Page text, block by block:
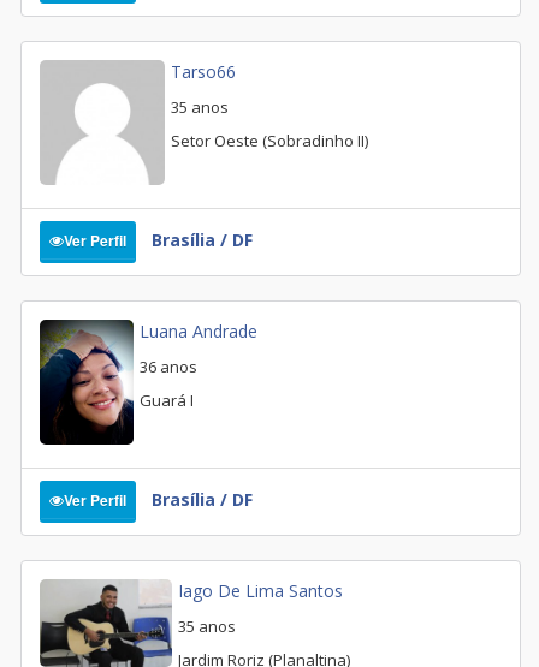
Tarso66
35 anos
Setor Oeste (Sobradinho II)
Ver Perfil Brasília / DF
Luana Andrade
36 anos
Guará I
Ver Perfil Brasília / DF
Iago De Lima Santos
35 anos
Jardim Roriz (Planaltina)